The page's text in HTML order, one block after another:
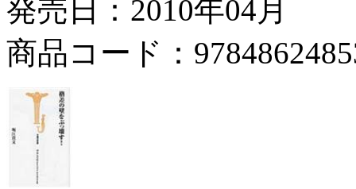
発売日：2010年04月
商品コード：